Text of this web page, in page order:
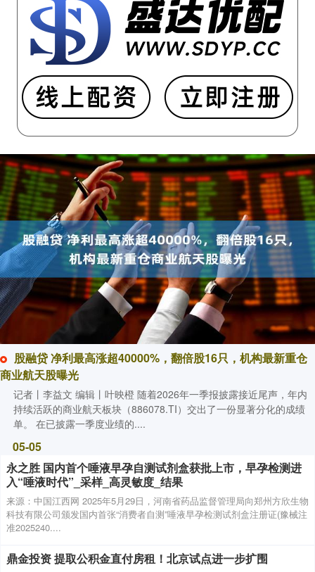
股融贷 净利最高涨超40000%，翻倍股16只，机构最新重仓
商业航天股曝光
记者丨李益文 编辑丨叶映橙 随着2026年一季报披露接近尾声，年内
持续活跃的商业航天板块（886078.TI）交出了一份显著分化的成绩
单。 在已披露一季度业绩的....
05-05
永之胜 国内首个唾液早孕自测试剂盒获批上市，早孕检测进
入“唾液时代”_采样_高灵敏度_结果
来源：中国江西网 2025年5月29日，河南省药品监督管理局向郑州方欣生物
科技有限公司颁发国内首张“消费者自测”唾液早孕检测试剂盒注册证(豫械注
准2025240....
鼎金投资 提取公积金直付房租！北京试点进一步扩围